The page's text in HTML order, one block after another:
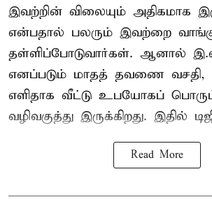
இவற்றின் விலையும் அதிகமாக
என்பதால் பலரும் இவற்றை
தள்ளிப்போடுவார்கள். ஆனால்
எனப்படும் மாதத் தவணை வசதி,
எளிதாக வீட்டு உபயோகப்
வழிவகுத்து இருக்கிறது. இதில்
Read More